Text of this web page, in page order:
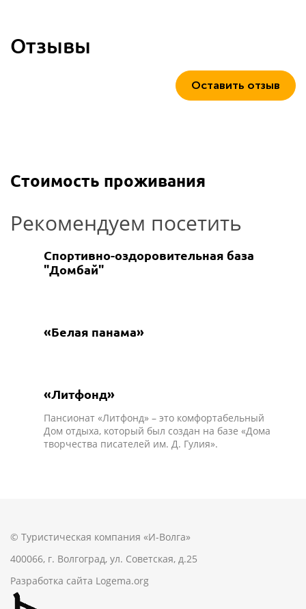
Отзывы
Оставить отзыв
Стоимость проживания
Рекомендуем посетить
Спортивно-оздоровительная база
"Домбай"
«Белая панама»
«Литфонд»
Пансионат «Литфонд» – это комфортабельный
Дом отдыха, который был создан на базе «Дома
творчества писателей им. Д. Гулия».
© Туристическая компания «И-Волга»
400066, г. Волгоград, ул. Советская, д.25
Разработка сайта Logema.org